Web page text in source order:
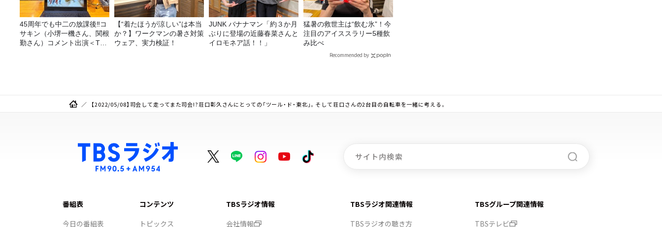
45周年でも中二の放課後‼コ
サキン（小堺一機さん、関根
勤さん）コメント出演＜TBS
【“着たほうが涼しい”は本当
か？】ワークマンの暑さ対策
ウェア、実力検証！
JUNK バナナマン「約３か月
ぶりに登場の近藤春菜さんと
イロモネア話！！」
猛暑の救世主は“飲む氷”！今
注目のアイススラリー5種飲
み比べ
Recommended by
【2022/05/08】司会して走ってまた司会!?荘口彰久さんにとっての「ツール・ド・東北」。そして荘口さんの2台目の自転車を一緒に考える。
番組表
今日の番組表
コンテンツ
トピックス
TBSラジオ情報
会社情報
TBSラジオ関連情報
TBSラジオの聴き方
TBSグループ関連情報
TBSテレビ